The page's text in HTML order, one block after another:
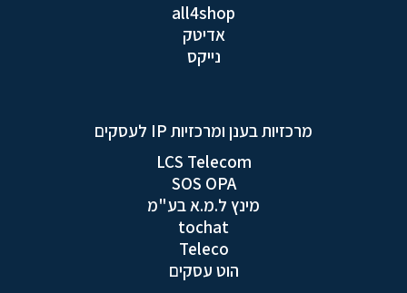
all4shop
אדיטק
נייקס
מרכזיות בענן ומרכזיות IP לעסקים
LCS Telecom
SOS OPA
מינץ ל.מ.א בע"מ
tochat
Teleco
הוט עסקים